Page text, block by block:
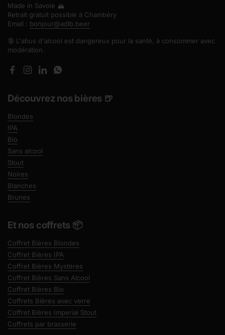
Made in Savoie 🏔️
Retrait gratuit possible à Chambéry
Email : bonjour@adlb.beer
🔞 L'abus d'alcool est dangereux pour la santé, à consommer avec
modération.
FacebookInstagram
LinkedInWhatsApp
Découvrez nos bières 🍺
Blondes
IPA
Bio
Sans alcool
Stout
Noires
Blanches
Brunes
Et nos coffrets 📦
Coffret Bières Blondes
Coffret Bières IPA
Coffret Bières Mystères
Coffret Bières Sans Alcool
Coffret Bières Bio
Coffrets Bières avec verre
Coffret Bières Imperial Stout
Coffrets par brasserie